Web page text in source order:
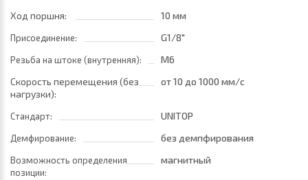
Ход поршня: 10 мм
Присоединение: G1/8"
Резьба на штоке (внутренняя):
M6
Скорость перемещения (без
нагрузки):
от 10 до 1000 мм/с
Стандарт: UNITOP
Демфирование: без демпфирования
Возможность определения
позиции:
магнитный